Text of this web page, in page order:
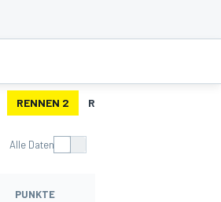
RENNEN 2 R2 - SCHNELLSTE
Alle Daten
PUNKTE